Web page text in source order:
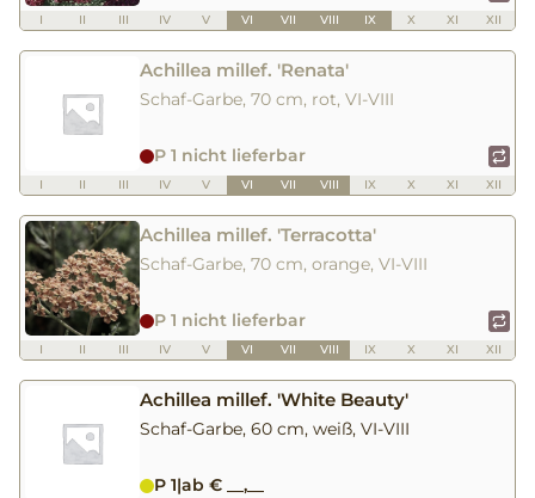
I II III IV V VI VII VIII IX X XI XII
Achillea millef. 'Renata'
Schaf-Garbe, 70 cm, rot, VI-VIII
P 1 nicht lieferbar
I II III IV V VI VII VIII IX X XI XII
Achillea millef. 'Terracotta'
Schaf-Garbe, 70 cm, orange, VI-VIII
P 1 nicht lieferbar
I II III IV V VI VII VIII IX X XI XII
Achillea millef. 'White Beauty'
Schaf-Garbe, 60 cm, weiß, VI-VIII
P 1|ab € __,__